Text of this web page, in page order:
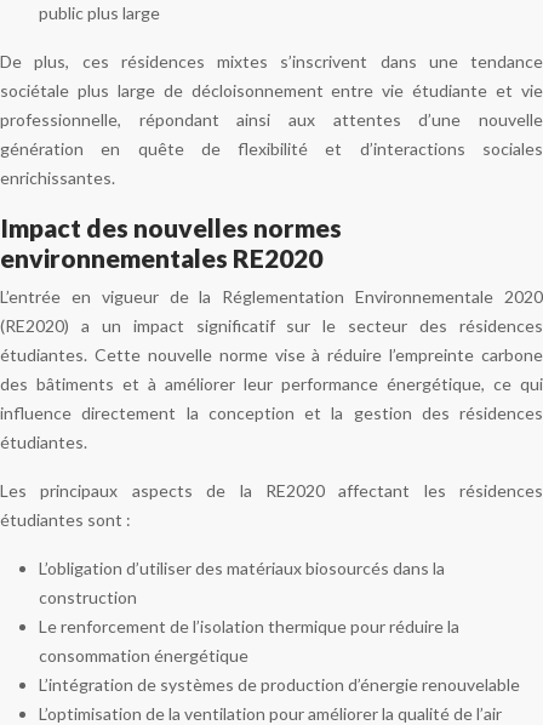
public plus large
De plus, ces résidences mixtes s’inscrivent dans une tendance
sociétale plus large de décloisonnement entre vie étudiante et vie
professionnelle, répondant ainsi aux attentes d’une nouvelle
génération en quête de flexibilité et d’interactions sociales
enrichissantes.
Impact des nouvelles normes
environnementales RE2020
L’entrée en vigueur de la Réglementation Environnementale 2020
(RE2020) a un impact significatif sur le secteur des résidences
étudiantes. Cette nouvelle norme vise à réduire l’empreinte carbone
des bâtiments et à améliorer leur performance énergétique, ce qui
influence directement la conception et la gestion des résidences
étudiantes.
Les principaux aspects de la RE2020 affectant les résidences
étudiantes sont :
L’obligation d’utiliser des matériaux biosourcés dans la
construction
Le renforcement de l’isolation thermique pour réduire la
consommation énergétique
L’intégration de systèmes de production d’énergie renouvelable
L’optimisation de la ventilation pour améliorer la qualité de l’air